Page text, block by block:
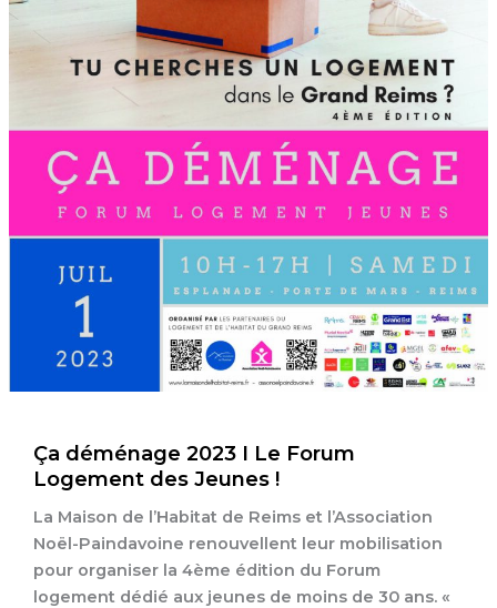
Ça déménage 2023 I Le Forum
Logement des Jeunes !
La Maison de l’Habitat de Reims et l’Association
Noël-Paindavoine renouvellent leur mobilisation
pour organiser la 4ème édition du Forum
logement dédié aux jeunes de moins de 30 ans. «